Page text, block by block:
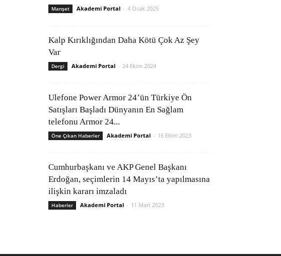
Manşet Akademi Portal - 4 Ocak 2025
Kalp Kırıklığından Daha Kötü Çok Az Şey
Var
Dergi Akademi Portal - 24 Ekim 2024
Ulefone Power Armor 24’ün Türkiye Ön
Satışları Başladı Dünyanın En Sağlam
telefonu Armor 24...
Öne Çıkan Haberler Akademi Portal - 16 Ekim 2023
Cumhurbaşkanı ve AKP Genel Başkanı
Erdoğan, seçimlerin 14 Mayıs’ta yapılmasına
ilişkin kararı imzaladı
Haberler Akademi Portal - 11 Mart 2023